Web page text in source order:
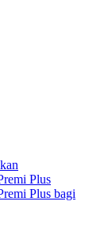
Plus
Plus bagi